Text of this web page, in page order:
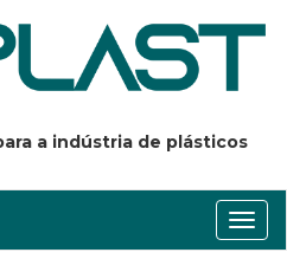
a indústria de plásticos